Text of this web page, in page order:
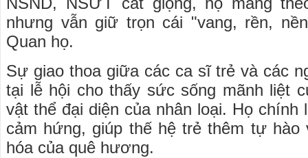
nhưng vẫn giữ trọn cái "vang, rền,
Quan họ.
Sự giao thoa giữa các ca sĩ trẻ và các
tại lễ hội cho thấy sức sống mãnh liệt
vật thể đại diện của nhân loại. Họ
cảm hứng, giúp thế hệ trẻ thêm tự hào
hóa của quê hương.